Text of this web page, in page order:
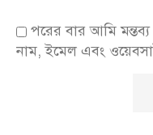
পরের বার আমি
নাম, ইমেল এবং